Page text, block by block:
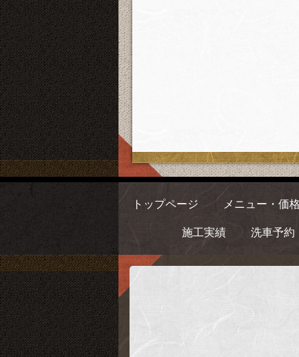
トップページ メニュー・価
施工実績 洗車予約